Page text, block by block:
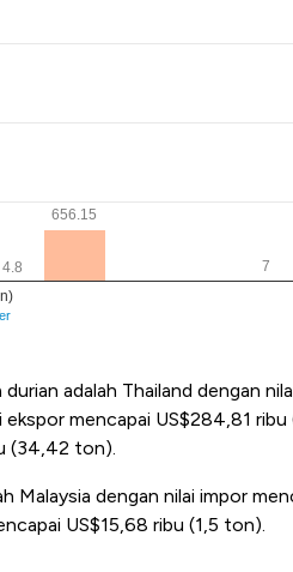
adalah Thailand dengan
mencapai US$284,81
(34,42 ton).
Malaysia dengan nilai impor
US$15,68 ribu (1,5 ton).